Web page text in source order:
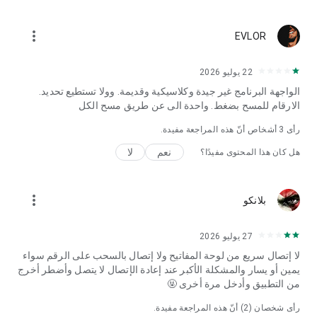
EVLOR
more_vert
22 يوليو 2026
الواجهة البرنامج غير جيدة وكلاسيكية وقديمة. وولا تستطيع تحديد.
الارقام للمسح بضغط. واحدة الى عن طريق مسح الكل
رأى 3 أشخاص أنّ هذه المراجعة مفيدة.
هل كان هذا المحتوى مفيدًا؟ نعم لا
بلانكو more_vert
27 يوليو 2026
لا إتصال سريع من لوحة المفاتيح ولا إتصال بالسحب على الرقم سواء
يمين أو يسار والمشكلة الأكبر عند إعادة الإتصال لا يتصل وأضطر أخرج
من التطبيق وأدخل مرة أخرى 🤬
رأى شخصان (2) أنّ هذه المراجعة مفيدة.